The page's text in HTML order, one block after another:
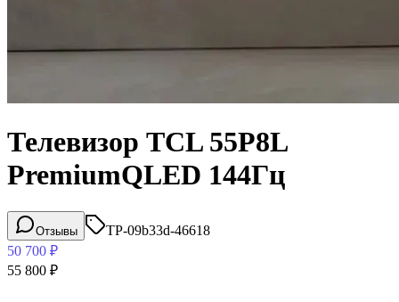
Телевизор TCL 55P8L
PremiumQLED 144Гц
Отзывы
TP-09b33d-46618
50 700 ₽
55 800 ₽